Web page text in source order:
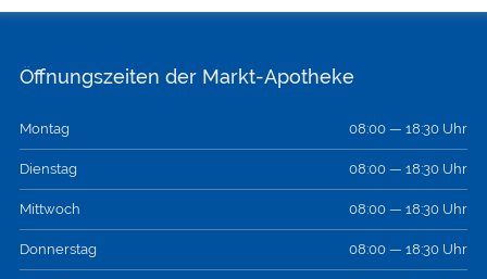
Öffnungszeiten der Markt-Apotheke
Montag 08:00 — 18:30 Uhr
Dienstag 08:00 — 18:30 Uhr
Mittwoch 08:00 — 18:30 Uhr
Donnerstag 08:00 — 18:30 Uhr